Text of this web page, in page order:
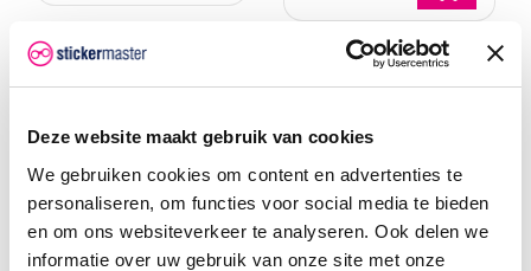
Deze website maakt gebruik van cookies
We gebruiken cookies om content en advertenties te
personaliseren, om functies voor social media te bieden
en om ons websiteverkeer te analyseren. Ook delen we
informatie over uw gebruik van onze site met onze